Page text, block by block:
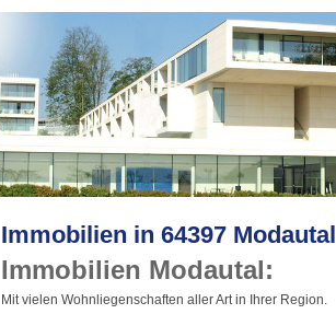
Immobilien in 64397 Modautal
Immobilien Modautal:
Mit vielen Wohnliegenschaften aller Art in Ihrer Region.